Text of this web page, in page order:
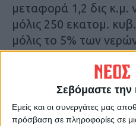
Σεβόμαστε την
Εμείς και οι συνεργάτες μας
πρόσβαση σε πληροφορίες σε
μεταφορά 1,2 δις κ.μ.
μόλις 250 εκατομ.
μόλις το 5% των
(ετήσια ροή προς το
είναι αναγκαίο για
θεσσαλικής πεδιάδας
ερημοποίηση.